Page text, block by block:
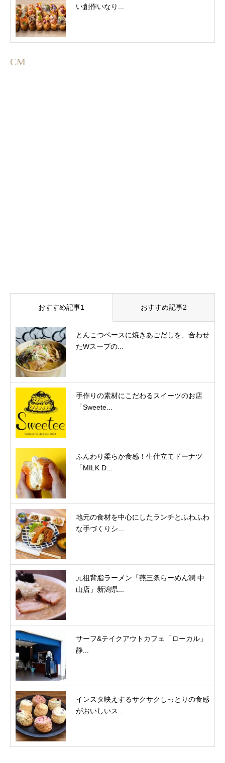
い創作いなり...
CM
おすすめ記事1 おすすめ記事2
とんこつベースに焼きあごだしを、合わせ
たWスープの...
手作りの素材にこだわるスイーツのお店
「Sweete...
ふんわり柔らか食感！生仕立てドーナツ
「MILK D...
地元の食材を中心にしたランチとふわふわ
な手づくりシ...
元祖背脂ラーメン「燕三条らーめん潤 中
山店」新潟県...
サーフ&テイクアウトカフェ「ローカル」
静...
インスタ映えするサクサクしっとりの食感
がおいしいス...